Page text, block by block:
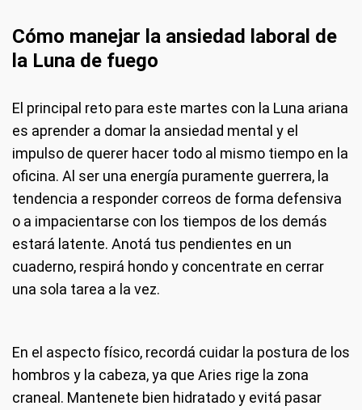
Cómo manejar la ansiedad laboral de
la Luna de fuego
El principal reto para este martes con la Luna ariana
es aprender a domar la ansiedad mental y el
impulso de querer hacer todo al mismo tiempo en la
oficina. Al ser una energía puramente guerrera, la
tendencia a responder correos de forma defensiva
o a impacientarse con los tiempos de los demás
estará latente. Anotá tus pendientes en un
cuaderno, respirá hondo y concentrate en cerrar
una sola tarea a la vez.
En el aspecto físico, recordá cuidar la postura de los
hombros y la cabeza, ya que Aries rige la zona
craneal. Mantenete bien hidratado y evitá pasar